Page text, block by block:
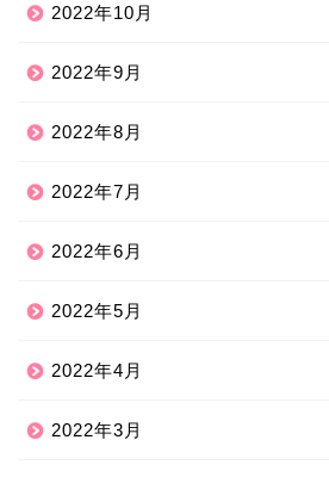
2022年10月
2022年9月
2022年8月
2022年7月
2022年6月
2022年5月
2022年4月
2022年3月